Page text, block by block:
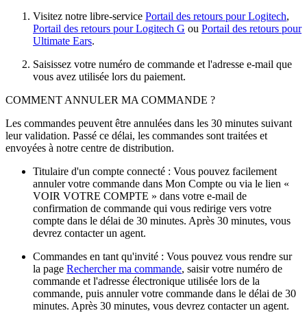
Visitez notre libre-service Portail des retours pour Logitech,
Portail des retours pour Logitech G ou Portail des retours pour
Ultimate Ears.
Saisissez votre numéro de commande et l'adresse e-mail que
vous avez utilisée lors du paiement.
COMMENT ANNULER MA COMMANDE ?
Les commandes peuvent être annulées dans les 30 minutes suivant
leur validation. Passé ce délai, les commandes sont traitées et
envoyées à notre centre de distribution.
Titulaire d'un compte connecté : Vous pouvez facilement
annuler votre commande dans Mon Compte ou via le lien «
VOIR VOTRE COMPTE » dans votre e-mail de
confirmation de commande qui vous redirige vers votre
compte dans le délai de 30 minutes. Après 30 minutes, vous
devrez contacter un agent.
Commandes en tant qu'invité : Vous pouvez vous rendre sur
la page Rechercher ma commande, saisir votre numéro de
commande et l'adresse électronique utilisée lors de la
commande, puis annuler votre commande dans le délai de 30
minutes. Après 30 minutes, vous devrez contacter un agent.